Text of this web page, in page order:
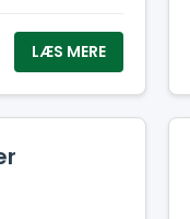
arbejde
sig selv? Så
vores
LÆS MERE